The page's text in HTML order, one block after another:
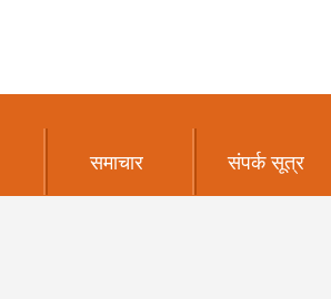
समाचार संपर्क सूत्र